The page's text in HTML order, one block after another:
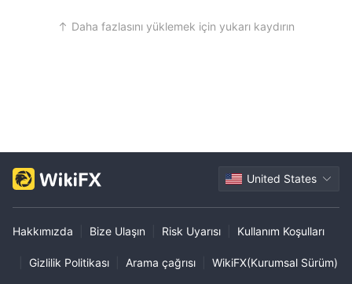
Daha fazlasını yüklemek için yukarı kaydırın
United States
Hakkımızda Bize Ulaşın Risk Uyarısı Kullanım Koşulları
Gizlilik Politikası Arama çağrısı WikiFX(Kurumsal Sürüm)